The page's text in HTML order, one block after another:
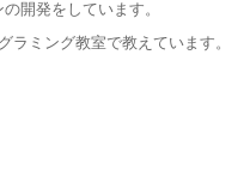
開発をしています。
ラミング教室で教えています。